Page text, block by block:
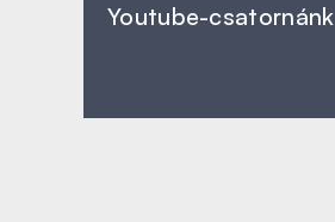
Youtube-csatornánk